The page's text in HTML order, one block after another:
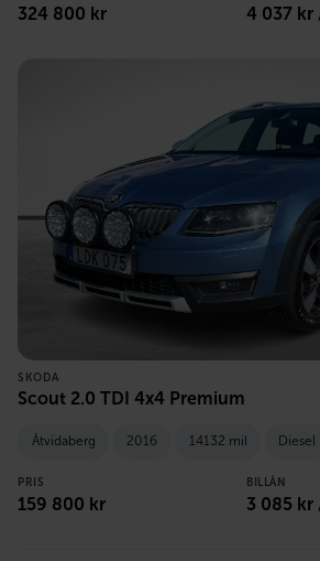
324 800 kr 4 037 kr
SKODA
Scout 2.0 TDI 4x4 Premium
Åtvidaberg 2016 14132 mil Diesel
PRIS
159 800 kr
BILLÅN
3 085 kr